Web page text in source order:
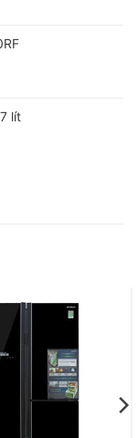
PMV(06)-MG có
giúp người dùng
điện chiếu đa
phẩm trong tủ
lít